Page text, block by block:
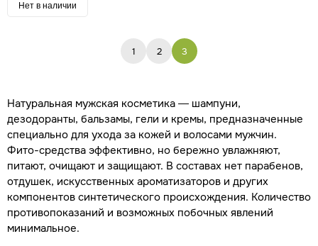
Нет в наличии
1 2 3
Натуральная мужская косметика — шампуни,
дезодоранты, бальзамы, гели и кремы, предназначенные
специально для ухода за кожей и волосами мужчин.
Фито-средства эффективно, но бережно увлажняют,
питают, очищают и защищают. В составах нет парабенов,
отдушек, искусственных ароматизаторов и других
компонентов синтетического происхождения. Количество
противопоказаний и возможных побочных явлений
минимальное.